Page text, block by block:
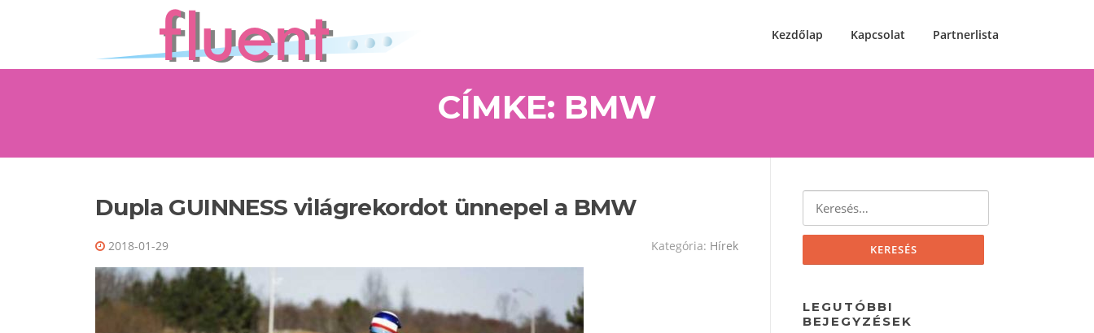
Kezdőlap Kapcsolat Partnerlista
CÍMKE: BMW
Dupla GUINNESS világrekordot ünnepel a BMW
2018-01-29 Kategória: Hírek
LEGUTÓBBI
BEJEGYZÉSEK